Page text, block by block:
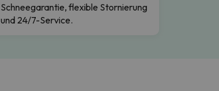
Schneegarantie, flexible Stornierung
und 24/7-Service.